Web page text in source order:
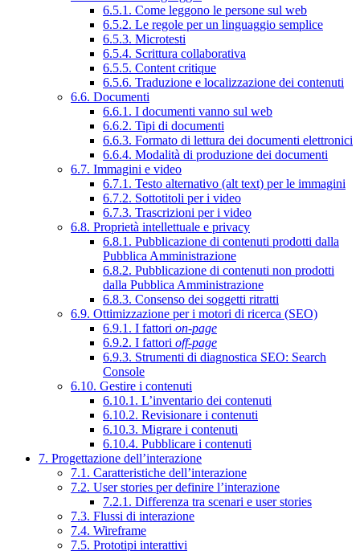
6.5.1. Come leggono le persone sul web
6.5.2. Le regole per un linguaggio semplice
6.5.3. Microtesti
6.5.4. Scrittura collaborativa
6.5.5. Content critique
6.5.6. Traduzione e localizzazione dei contenuti
6.6. Documenti
6.6.1. I documenti vanno sul web
6.6.2. Tipi di documenti
6.6.3. Formato di lettura dei documenti elettronici
6.6.4. Modalità di produzione dei documenti
6.7. Immagini e video
6.7.1. Testo alternativo (alt text) per le immagini
6.7.2. Sottotitoli per i video
6.7.3. Trascrizioni per i video
6.8. Proprietà intellettuale e privacy
6.8.1. Pubblicazione di contenuti prodotti dalla
Pubblica Amministrazione
6.8.2. Pubblicazione di contenuti non prodotti
dalla Pubblica Amministrazione
6.8.3. Consenso dei soggetti ritratti
6.9. Ottimizzazione per i motori di ricerca (SEO)
6.9.1. I fattori on-page
6.9.2. I fattori off-page
6.9.3. Strumenti di diagnostica SEO: Search
Console
6.10. Gestire i contenuti
6.10.1. L’inventario dei contenuti
6.10.2. Revisionare i contenuti
6.10.3. Migrare i contenuti
6.10.4. Pubblicare i contenuti
7. Progettazione dell’interazione
7.1. Caratteristiche dell’interazione
7.2. User stories per definire l’interazione
7.2.1. Differenza tra scenari e user stories
7.3. Flussi di interazione
7.4. Wireframe
7.5. Prototipi interattivi